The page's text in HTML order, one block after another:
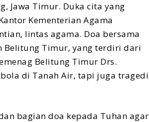
Jawa Timur. Duka cita yang
Kementerian Agama
lintas agama. Doa bersama
Belitung Timur, yang terdiri dari
Belitung Timur Drs.
di Tanah Air, tapi juga tragedi
bagian doa kepada Tuhan agar